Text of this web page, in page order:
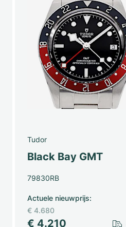
Tudor
Black Bay GMT
79830RB
€ 4.210
Actuele nieuwprijs:
€ 4.680